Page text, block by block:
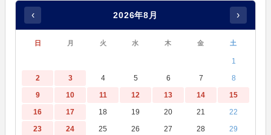
‹ 2026年8月 ›
日 月 火 水 木 金 土
1
2
3 4 5 6 7
8
9
10 11 12 13 14
15
16
17 18 19 20 21
22
23
24 25 26 27 28
29